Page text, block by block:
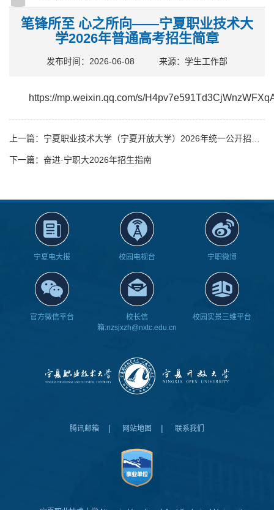
笔锋所至 心之所向——宁夏职业技术大
学2026年普通高考招生简章
发布时间：2026-06-08 来源：学生工作部
https://mp.weixin.qq.com/s/
下一篇：奋进·宁职大2026年招生指南
宁夏电大报 校园电视台 宁职微博
官方微信平台
校长信
箱:nzsjxzh@nxtc.edu.cn
校园实景三维平台
腾讯邮箱 | 网站地图 | 联系我们